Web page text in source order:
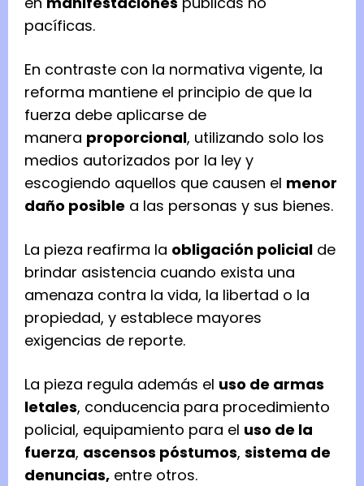
pacíficas.
En contraste con la normativa vigente, la
reforma mantiene el principio de que la
fuerza debe aplicarse de
manera proporcional, utilizando solo los
medios autorizados por la ley y
escogiendo aquellos que causen el menor
daño posible a las personas y sus bienes.
La pieza reafirma la obligación policial de
brindar asistencia cuando exista una
amenaza contra la vida, la libertad o la
propiedad, y establece mayores
exigencias de reporte.
La pieza regula además el uso de armas
letales, conducencia para procedimiento
policial, equipamiento para el uso de la
fuerza, ascensos póstumos, sistema de
denuncias, entre otros.